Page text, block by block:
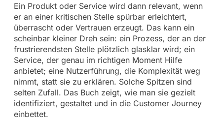
Ein Produkt oder Service wird dann relevant, wenn
er an einer kritischen Stelle spürbar erleichtert,
überrascht oder Vertrauen erzeugt. Das kann ein
scheinbar kleiner Dreh sein: ein Prozess, der an der
frustrierendsten Stelle plötzlich glasklar wird; ein
Service, der genau im richtigen Moment Hilfe
anbietet; eine Nutzerführung, die Komplexität weg
nimmt, statt sie zu erklären. Solche Spitzen sind
selten Zufall. Das Buch zeigt, wie man sie gezielt
identifiziert, gestaltet und in die Customer Journey
einbettet.